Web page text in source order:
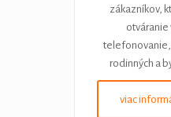
zákazníkov,
telefonovanie,
rodinných a
viac